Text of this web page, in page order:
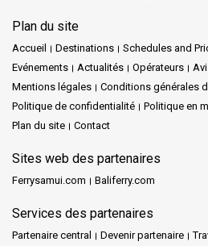
Le Bateau Express Songserm
transferts réguliers et pratiques,
rythme différentes îles enchanteuses.
veille à votre sécurité et à votre
amicale tout au long de votre voyage.
Phangan, chaque île a son charme
beauté des îles thaïlandaises.
chemin.
Plan du site
Accueil Destinations Schedules and
Evénements
Actualités Opérateurs
Mentions légales
Conditions générales
Politique de confidentialité
Politique en
Plan du site
Contact
Sites web des partenaires
Ferrysamui.com Baliferry.com
Services des partenaires
Partenaire central Devenir partenaire